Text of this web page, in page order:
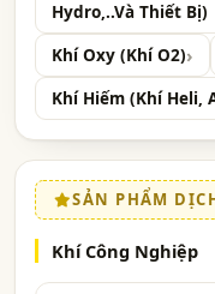
Hydro,..Và Thiết Bị)
Khí Oxy (Khí O2)
Khí Hiếm (Khí Heli,
SẢN PHẨM
Khí Công Nghiệp